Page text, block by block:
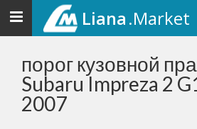
Toggle
navigation
Liana.Market
порог кузовной
Subaru Impreza 2
2007